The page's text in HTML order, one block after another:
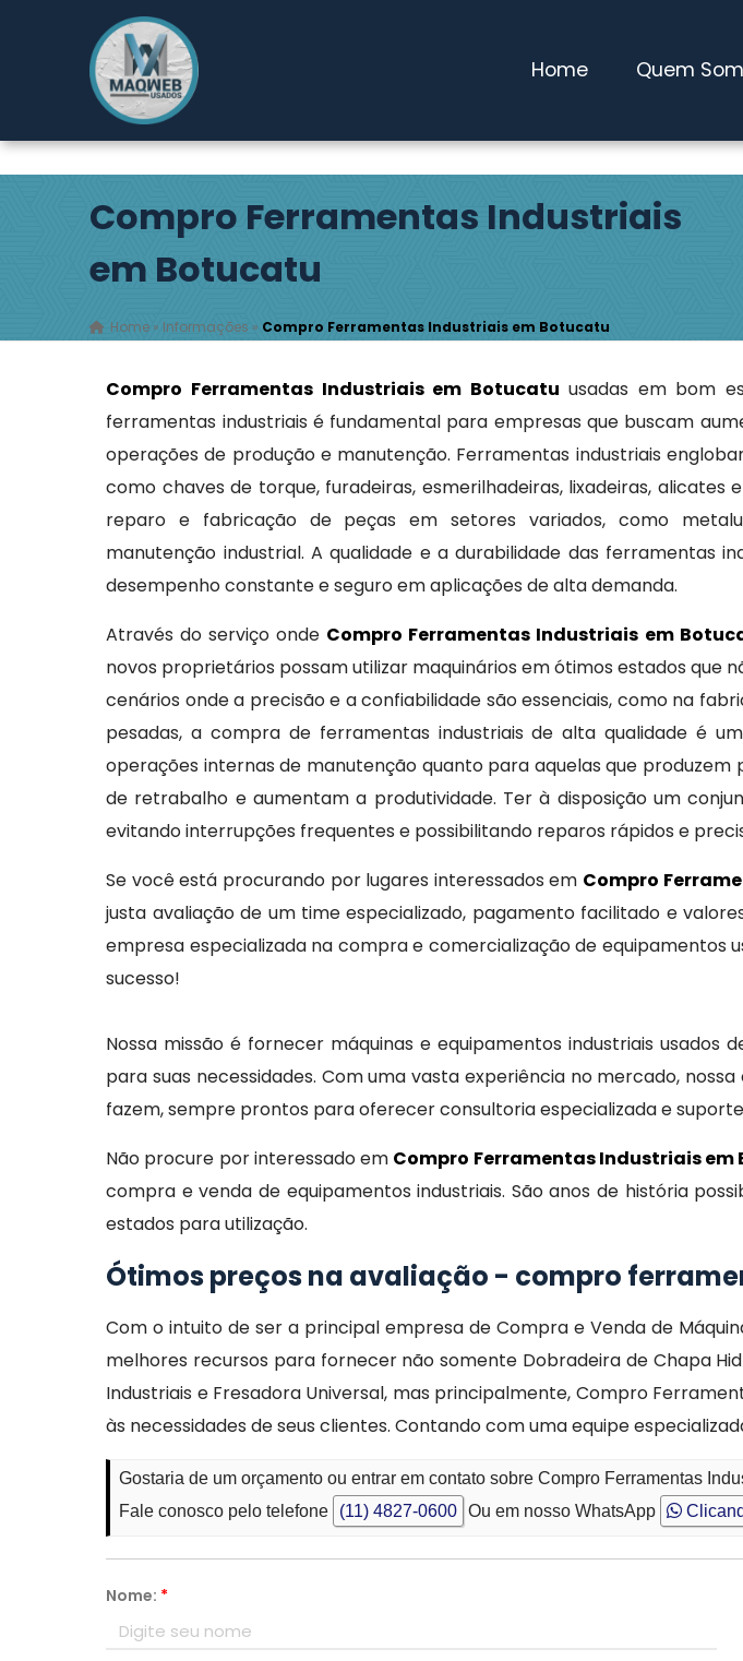
Rodovia Índio Tibiriçá, 2149
- Pouso Alegre - Ribeirão
(11) 4827-0600
maqwebusados@gmail.com
Home Quem
Compro Ferramentas Industriais
em Botucatu
Home » Informações » Compro Ferramentas Industriais em Botucatu
Compro Ferramentas Industriais em Botucatu usadas em bom
ferramentas industriais é fundamental para empresas que buscam
operações de produção e manutenção. Ferramentas industriais
como chaves de torque, furadeiras, esmerilhadeiras, lixadeiras, alicates
reparo e fabricação de peças em setores variados, como
manutenção industrial. A qualidade e a durabilidade das ferramentas
desempenho constante e seguro em aplicações de alta demanda.
Através do serviço onde Compro Ferramentas Industriais em
novos proprietários possam utilizar maquinários em ótimos estados que
cenários onde a precisão e a confiabilidade são essenciais, como na
pesadas, a compra de ferramentas industriais de alta qualidade é
operações internas de manutenção quanto para aquelas que
de retrabalho e aumentam a produtividade. Ter à disposição um
evitando interrupções frequentes e possibilitando reparos rápidos e
Se você está procurando por lugares interessados em Compro
justa avaliação de um time especializado, pagamento facilitado e
empresa especializada na compra e comercialização de equipamentos
sucesso!
Nossa missão é fornecer máquinas e equipamentos industriais
para suas necessidades. Com uma vasta experiência no mercado,
fazem, sempre prontos para oferecer consultoria especializada e
Não procure por interessado em Compro Ferramentas Industriais em
compra e venda de equipamentos industriais. São anos de história
estados para utilização.
Ótimos preços na avaliação - compro
Com o intuito de ser a principal empresa de Compra e Venda de
melhores recursos para fornecer não somente Dobradeira de Chapa
Industriais e Fresadora Universal, mas principalmente, Compro
às necessidades de seus clientes. Contando com uma equipe
Gostaria de um orçamento ou entrar em contato sobre Compro Ferramentas
Fale conosco pelo telefone
(11) 4827-0600 Ou em nosso WhatsApp
Nome: *